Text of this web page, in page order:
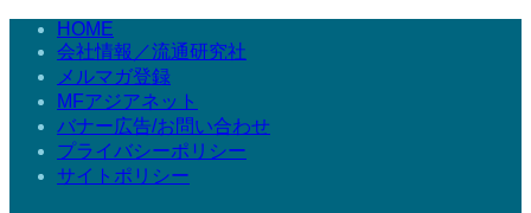
HOME
会社情報／流通研究社
メルマガ登録
MFアジアネット
バナー広告/お問い合わせ
プライバシーポリシー
サイトポリシー